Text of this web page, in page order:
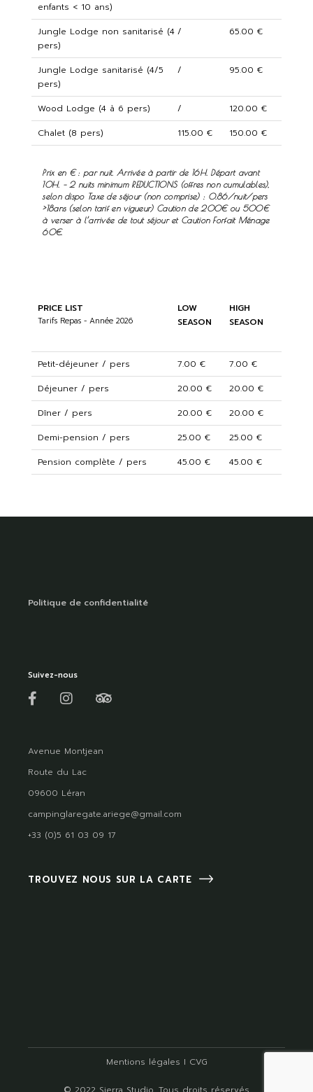
enfants < 10 ans)
Jungle Lodge non sanitarisé (4
pers)
/ 65.00 €
Jungle Lodge sanitarisé (4/5
pers)
/ 95.00 €
Wood Lodge (4 à 6 pers) /
120.00 €
Chalet (8 pers)
115.00 € 150.00 €
Prix en € : par nuit. Arrivée à partir de 16H. Départ avant
10H. – 2 nuits minimum REDUCTIONS (offres non cumulables),
selon dispo Taxe de séjour (non comprise) : 0.86/nuit/pers
>18ans (selon tarif en vigueur) Caution de 200€ ou 500€
à verser à l’arrivée de tout séjour et Caution Forfait Ménage
60€.
PRICE LIST
Tarifs Repas - Année 2026
LOW
SEASON
HIGH
SEASON
Petit-déjeuner / pers 7.00 €
7.00 €
Déjeuner / pers
20.00 €
20.00 €
Dîner / pers
20.00 €
20.00 €
Demi-pension / pers
25.00 €
25.00 €
Pension complète / pers
45.00 € 45.00 €
Politique de confidentialité
Suivez-nous
Avenue Montjean
Route du Lac
09600 Léran
campinglaregate.ariege@gmail.com
+33 (0)5 61 03 09 17
TROUVEZ NOUS SUR LA CARTE
Mentions légales I CVG